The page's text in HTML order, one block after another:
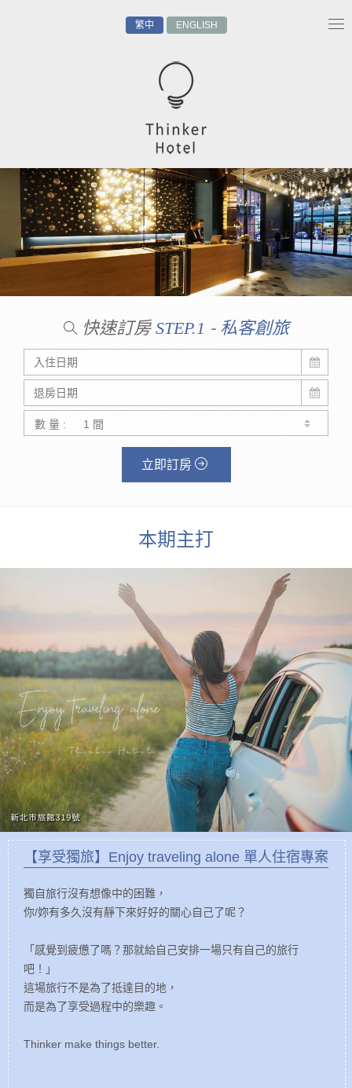
繁中 ENGLISH
快速訂房 STEP.1 - 私客創旅
數 量 :
立即訂房
本期主打
【享受獨旅】Enjoy traveling alone 單人住宿專案
獨自旅行沒有想像中的困難，
你/妳有多久沒有靜下來好好的關心自己了呢？
「感覺到疲憊了嗎？那就給自己安排一場只有自己的旅行
吧！」
這場旅行不是為了抵達目的地，
而是為了享受過程中的樂趣。
Thinker make things better.